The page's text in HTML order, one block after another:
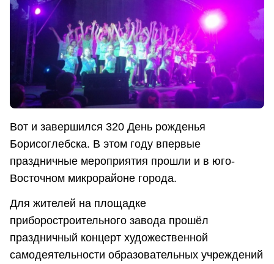
Вот и завершился 320 День рожденья
Борисоглебска. В этом году впервые
праздничные мероприятия прошли и в юго-
Восточном микрорайоне города.
Для жителей на площадке
приборостроительного завода прошёл
праздничный концерт художественной
самодеятельности образовательных учреждений